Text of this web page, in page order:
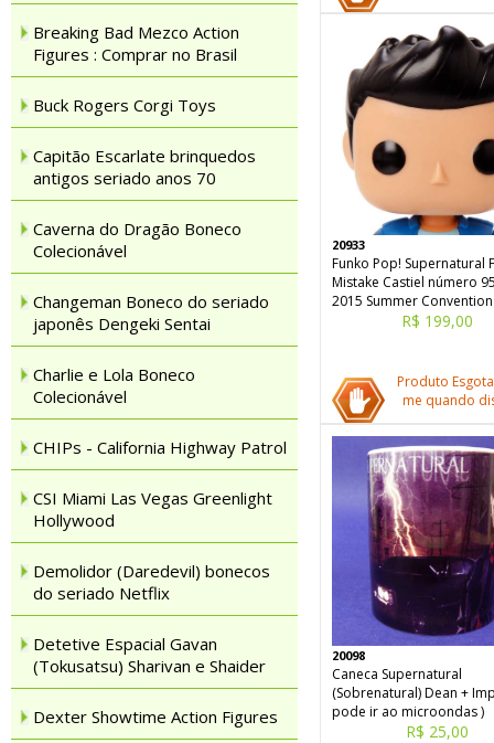
Breaking Bad Mezco Action
Figures : Comprar no Brasil
Buck Rogers Corgi Toys
Capitão Escarlate brinquedos
antigos seriado anos 70
Caverna do Dragão Boneco
Colecionável
Changeman Boneco do seriado
japonês Dengeki Sentai
Charlie e Lola Boneco
Colecionável
CHIPs - California Highway Patrol
CSI Miami Las Vegas Greenlight
Hollywood
Demolidor (Daredevil) bonecos
do seriado Netflix
Detetive Espacial Gavan
(Tokusatsu) Sharivan e Shaider
Dexter Showtime Action Figures
20933
Funko Pop! Supernatural
Mistake Castiel número
2015 Summer Convention
R$ 199,00
Produto
me quando
20098
Caneca Supernatural
(Sobrenatural) Dean +
pode ir ao microondas )
R$ 25,00